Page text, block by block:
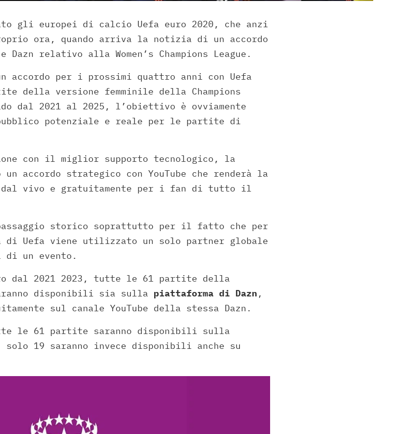
gli europei di calcio Uefa euro 2020, che anzi
ora, quando arriva la notizia di un accordo
e Dazn relativo alla Women’s Champions League.
per i prossimi quattro anni con Uefa
della versione femminile della Champions
dal 2021 al 2025, l’obiettivo è ovviamente
potenziale e reale per le partite di
con il miglior supporto tecnologico, la
accordo strategico con YouTube che renderà la
dal vivo e gratuitamente per i fan di tutto il
passaggio storico soprattutto per il fatto che per
Uefa viene utilizzato un solo partner globale
un evento.
dal 2021 2023, tutte le 61 partite della
saranno disponibili sia sulla piattaforma di Dazn ,
sul canale YouTube della stessa Dazn.
le 61 partite saranno disponibili sulla
solo 19 saranno invece disponibili anche su